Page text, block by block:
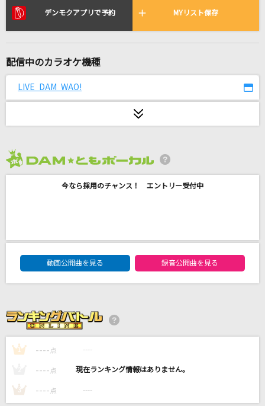
Story
私は最強
Mrs. GREEN APPLE
青い珊瑚礁
松田聖子
山野さと子、(台詞)大山のぶ代
茜光
七海うらら
女々しくて
デンモクアプリで予約 MYリスト保存
配信中のカラオケ機種
LIVE DAM WAO!
今なら採用のチャンス！ エントリー受付中
DAM★ともボーカルエントリーランキング
動画公開曲を見る
録音公開曲を見る
1 ---- 点 ----
---- 点 ----
3 ---- 点 ----